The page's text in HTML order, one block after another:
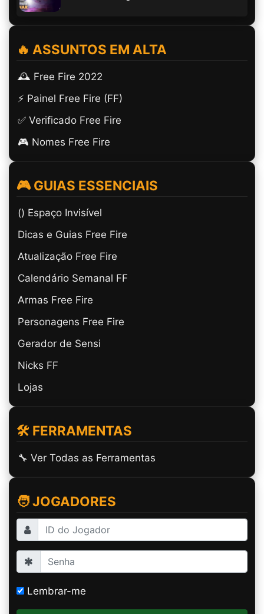
🔥 ASSUNTOS EM ALTA
🕰️ Free Fire 2022
⚡ Painel Free Fire (FF)
✅ Verificado Free Fire
🎮 Nomes Free Fire
🎮 GUIAS ESSENCIAIS
(ㅤ) Espaço Invisível
Dicas e Guias Free Fire
Atualização Free Fire
Calendário Semanal FF
Armas Free Fire
Personagens Free Fire
Gerador de Sensi
Nicks FF
Lojas
🛠️ FERRAMENTAS
🔧 Ver Todas as Ferramentas
🧑 JOGADORES
Lembrar-me